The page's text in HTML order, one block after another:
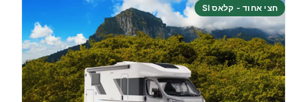
חצי אחוד - קלאס SI